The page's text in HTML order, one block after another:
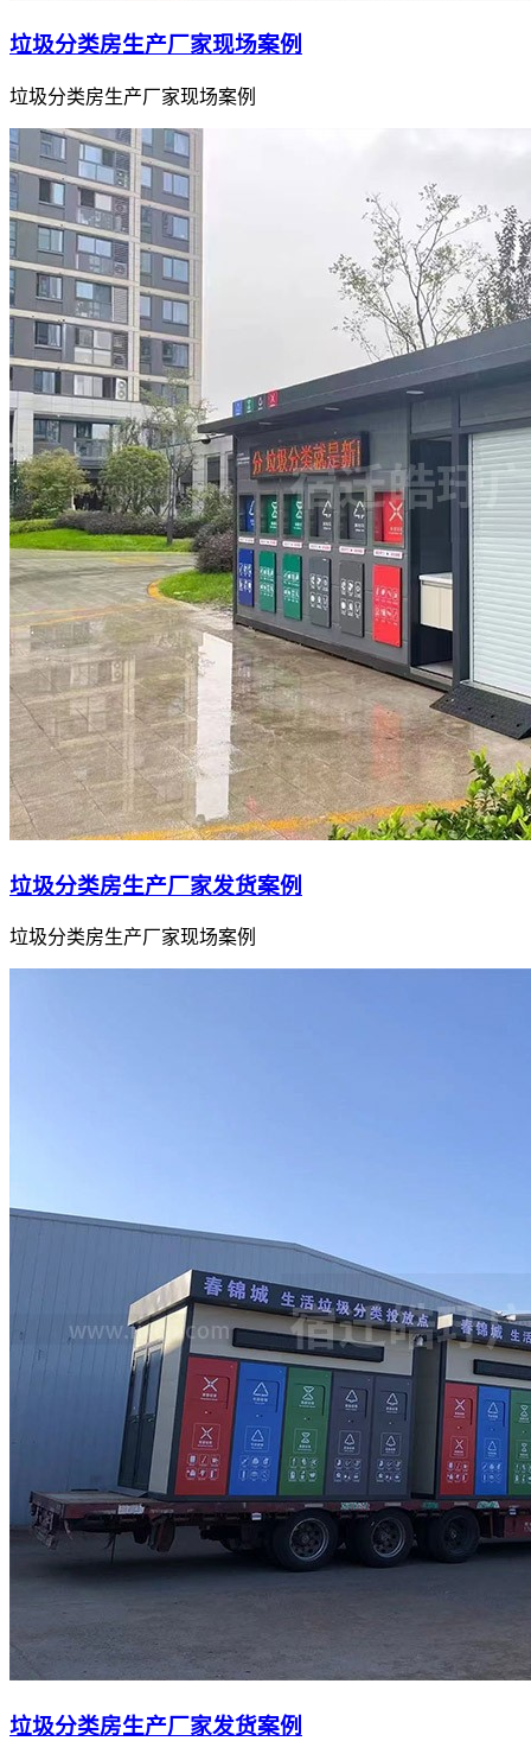
垃圾分类房生产厂家现场案例
垃圾分类房生产厂家现场案例
垃圾分类房生产厂家发货案例
垃圾分类房生产厂家现场案例
垃圾分类房生产厂家发货案例